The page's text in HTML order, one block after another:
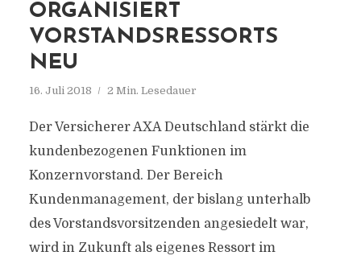
ORGANISIERT
VORSTANDSRESSORTS
NEU
16. Juli 2018 2 Min. Lesedauer
Der Versicherer AXA Deutschland stärkt die
kundenbezogenen Funktionen im
Konzernvorstand. Der Bereich
Kundenmanagement, der bislang unterhalb
des Vorstandsvorsitzenden angesiedelt war,
wird in Zukunft als eigenes Ressort im